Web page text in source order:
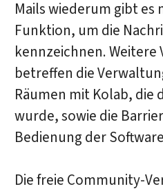
Mails wiederum gibt es
Funktion, um die
kennzeichnen. Weitere
betreffen die
Räumen mit Kolab,
wurde, sowie die
Bedienung der
Die freie Community-